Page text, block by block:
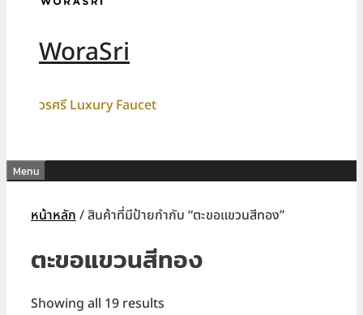
WoraSri
วรศรี Luxury Faucet
Menu
หน้าหลัก/ สินค้าที่มีป้ายกำกับ “ตะขอแขวนสีทอง”
ตะขอแขวนสีทอง
Showing all 19 results